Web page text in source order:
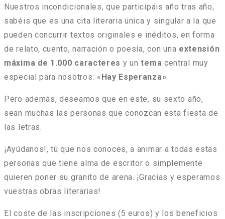
Nuestros incondicionales, que participáis año tras año,
sabéis que es una cita literaria única y singular a la que
pueden concurrir textos originales e inéditos, en forma
de relato, cuento, narración o poesía, con una extensión
máxima de 1.000 caracteres y untema central muy
especial para nosotros: « Hay Esperanza».
Pero además, deseamos que en este, su sexto año,
sean muchas las personas que conozcan esta fiesta de
las letras.
¡Ayúdanos!, tú que nos conoces, a animar a todas estas
personas que tiene alma de escritor o simplemente
quieren poner su granito de arena. ¡Gracias y esperamos
vuestras obras literarias!
El coste de las inscripciones (5 euros) y los beneficios